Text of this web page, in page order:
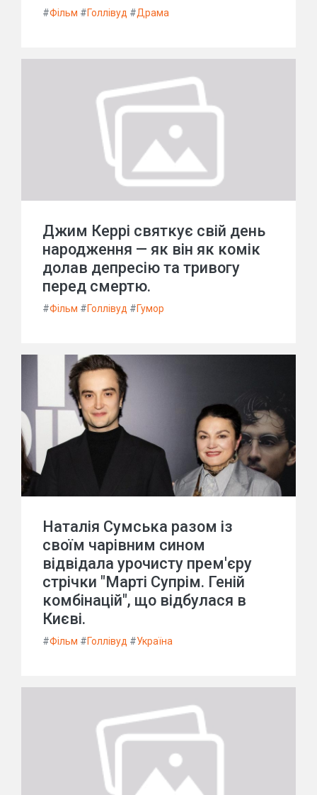
#Фільм #Голлівуд #Драма
Джим Керрі святкує свій день
народження — як він як комік
долав депресію та тривогу
перед смертю.
#Фільм #Голлівуд #Гумор
Наталія Сумська разом із
своїм чарівним сином
відвідала урочисту прем'єру
стрічки "Марті Супрім. Геній
комбінацій", що відбулася в
Києві.
#Фільм #Голлівуд #Україна